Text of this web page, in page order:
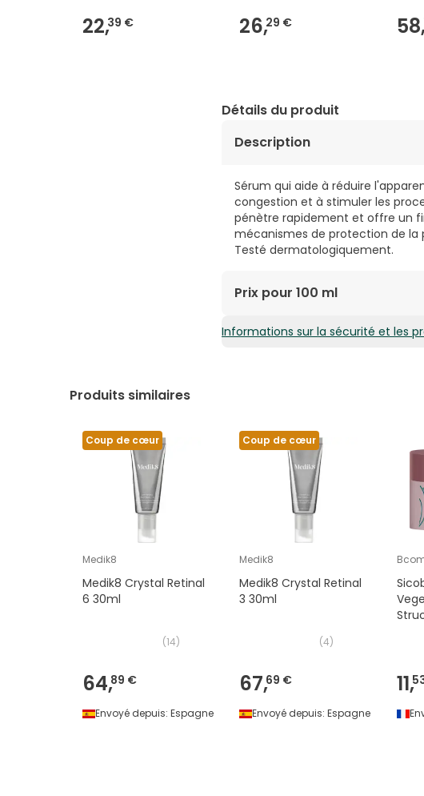
22,39 € 26,29 €
Détails du produit
Description
Sérum qui aide à réduire
congestion et à stimuler les
pénètre rapidement et offre un
mécanismes de protection de la
Testé dermatologiquement.
Prix pour 100 ml
86,78€ / 100 ml
Informations sur la sécurité et les
Produits similaires
Coup de cœur
Medik8
Medik8 Crystal Retinal
6 30ml
(14)
64,89 €
Envoyé depuis: Espagne
Coup de cœur
Medik8
Medik8 Crystal Retinal
3 30ml
(4)
67,69 €
Envoyé depuis: Espagne
11,